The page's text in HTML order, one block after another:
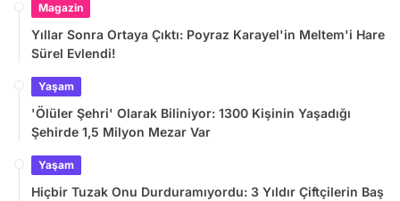
Magazin
Yıllar Sonra Ortaya Çıktı: Poyraz Karayel'in Meltem'i Hare
Sürel Evlendi!
Yaşam
'Ölüler Şehri' Olarak Biliniyor: 1300 Kişinin Yaşadığı
Şehirde 1,5 Milyon Mezar Var
Yaşam
Hiçbir Tuzak Onu Durduramıyordu: 3 Yıldır Çiftçilerin Baş